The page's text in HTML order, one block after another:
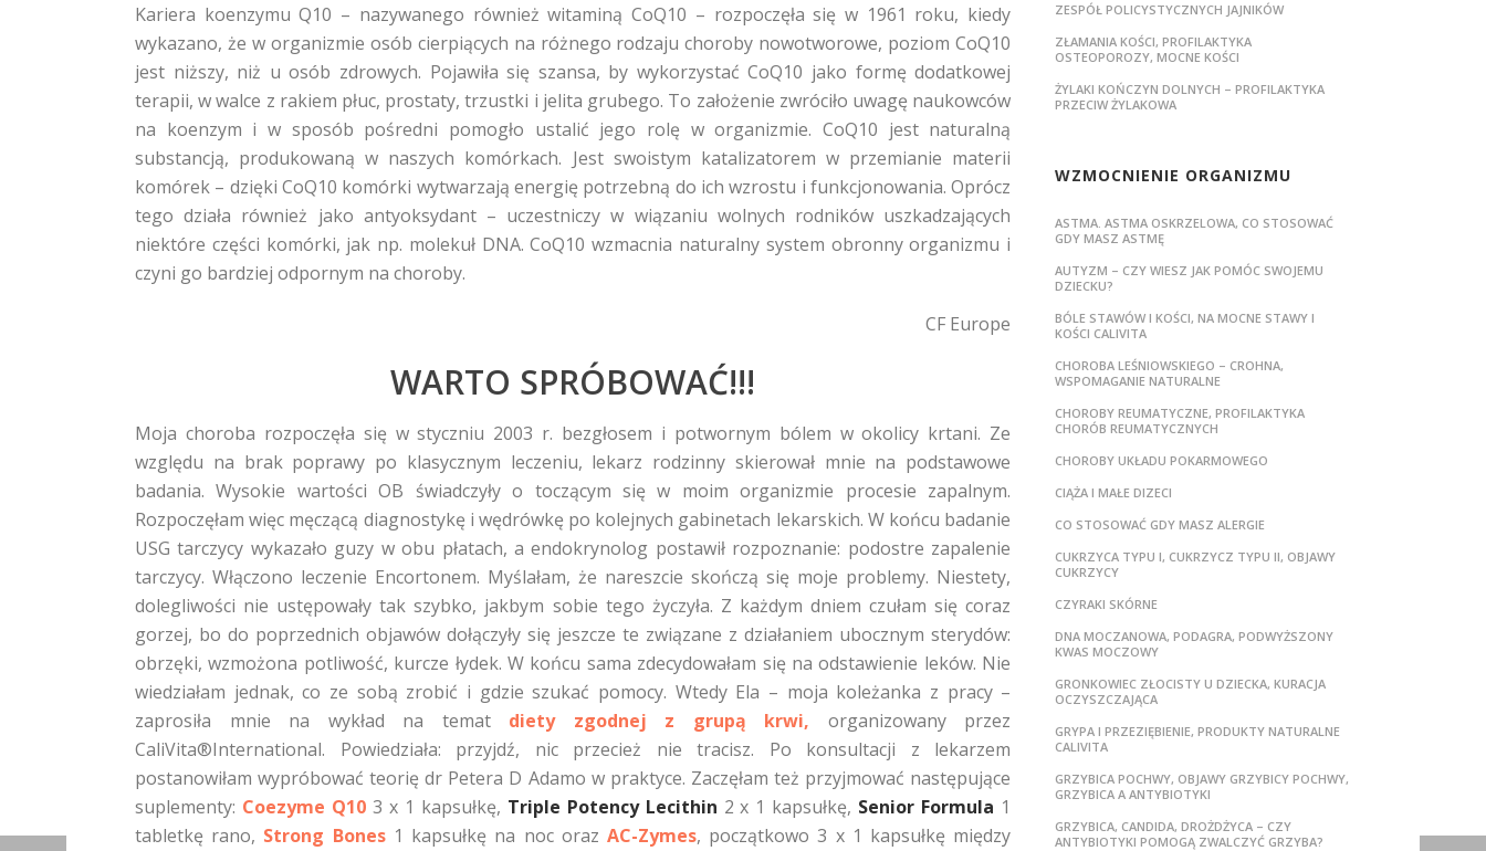
Kariera koenzymu Q10 – nazywanego również witaminą CoQ10 – rozpoczęła się w 1961 roku, kiedy
wykazano, że w organizmie osób cierpiących na różnego rodzaju choroby nowotworowe, poziom CoQ10
jest niższy, niż u osób zdrowych. Pojawiła się szansa, by wykorzystać CoQ10 jako formę dodatkowej
terapii, w walce z rakiem płuc, prostaty, trzustki i jelita grubego. To założenie zwróciło uwagę naukowców
na koenzym i w sposób pośredni pomogło ustalić jego rolę w organizmie. CoQ10 jest naturalną
substancją, produkowaną w naszych komórkach. Jest swoistym katalizatorem w przemianie materii
komórek – dzięki CoQ10 komórki wytwarzają energię potrzebną do ich wzrostu i funkcjonowania. Oprócz
tego działa również jako antyoksydant – uczestniczy w wiązaniu wolnych rodników uszkadzających
niektóre części komórki, jak np. molekuł DNA. CoQ10 wzmacnia naturalny system obronny organizmu i
czyni go bardziej odpornym na choroby.
CF Europe
WARTO SPRÓBOWAĆ!!!
Moja choroba rozpoczęła się w styczniu 2003 r. bezgłosem i potwornym bólem w okolicy krtani. Ze
względu na brak poprawy po klasycznym leczeniu, lekarz rodzinny skierował mnie na podstawowe
badania. Wysokie wartości OB świadczyły o toczącym się w moim organizmie procesie zapalnym.
Rozpoczęłam więc męczącą diagnostykę i wędrówkę po kolejnych gabinetach lekarskich. W końcu badanie
USG tarczycy wykazało guzy w obu płatach, a endokrynolog postawił rozpoznanie: podostre zapalenie
tarczycy. Włączono leczenie Encortonem. Myślałam, że nareszcie skończą się moje problemy. Niestety,
dolegliwości nie ustępowały tak szybko, jakbym sobie tego życzyła. Z każdym dniem czułam się coraz
gorzej, bo do poprzednich objawów dołączyły się jeszcze te związane z działaniem ubocznym sterydów:
obrzęki, wzmożona potliwość, kurcze łydek. W końcu sama zdecydowałam się na odstawienie leków. Nie
wiedziałam jednak, co ze sobą zrobić i gdzie szukać pomocy. Wtedy Ela – moja koleżanka z pracy –
zaprosiła mnie na wykład na temat diety zgodnej z grupą krwi, organizowany przez
CaliVita®International. Powiedziała: przyjdź, nic przecież nie tracisz. Po konsultacji z lekarzem
postanowiłam wypróbować teorię dr Petera D Adamo w praktyce. Zaczęłam też przyjmować następujące
suplementy: Coezyme Q103 x 1 kapsułkę, Triple Potency Lecithin 2 x 1 kapsułkę, Senior Formula 1
tabletkę rano, Strong Bones1 kapsułkę na noc oraz AC-Zymes, początkowo 3 x 1 kapsułkę między
ZESPÓŁ POLICYSTYCZNYCH JAJNIKÓW
ZŁAMANIA KOŚCI, PROFILAKTYKA
OSTEOPOROZY, MOCNE KOŚCI
ŻYLAKI KOŃCZYN DOLNYCH – PROFILAKTYKA
PRZECIW ŻYLAKOWA
WZMOCNIENIE ORGANIZMU
ASTMA. ASTMA OSKRZELOWA, CO STOSOWAĆ
GDY MASZ ASTMĘ
AUTYZM – CZY WIESZ JAK POMÓC SWOJEMU
DZIECKU?
BÓLE STAWÓW I KOŚCI, NA MOCNE STAWY I
KOŚCI CALIVITA
CHOROBA LEŚNIOWSKIEGO – CROHNA,
WSPOMAGANIE NATURALNE
CHOROBY REUMATYCZNE, PROFILAKTYKA
CHORÓB REUMATYCZNYCH
CHOROBY UKŁADU POKARMOWEGO
CIĄŻA I MAŁE DIZECI
CO STOSOWAĆ GDY MASZ ALERGIE
CUKRZYCA TYPU I, CUKRZYCZ TYPU II, OBJAWY
CUKRZYCY
CZYRAKI SKÓRNE
DNA MOCZANOWA, PODAGRA, PODWYŻSZONY
KWAS MOCZOWY
GRONKOWIEC ZŁOCISTY U DZIECKA, KURACJA
OCZYSZCZAJĄCA
GRYPA I PRZEZIĘBIENIE, PRODUKTY NATURALNE
CALIVITA
GRZYBICA POCHWY, OBJAWY GRZYBICY POCHWY,
GRZYBICA A ANTYBIOTYKI
GRZYBICA, CANDIDA, DROŻDŻYCA – CZY
ANTYBIOTYKI POMOGĄ ZWALCZYĆ GRZYBA?